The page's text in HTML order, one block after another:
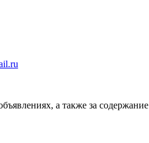
а также за